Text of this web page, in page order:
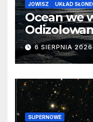
JOWISZ UKŁAD
Ocean we
barierę
6 SIERPNIA
SUPERNOWE